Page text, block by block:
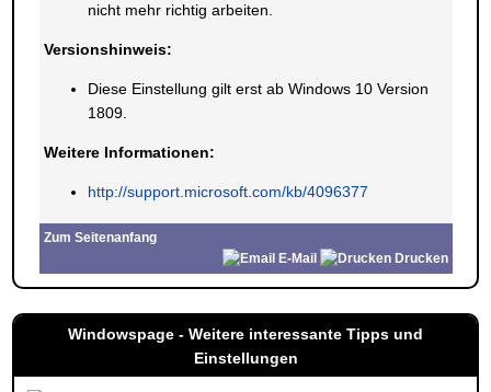
nicht mehr richtig arbeiten.
Versionshinweis:
Diese Einstellung gilt erst ab Windows 10 Version
1809.
Weitere Informationen:
http://support.microsoft.com/kb/4096377
Zum Seitenanfang
E-Mail
Drucken
Windowspage - Weitere interessante Tipps und
Einstellungen